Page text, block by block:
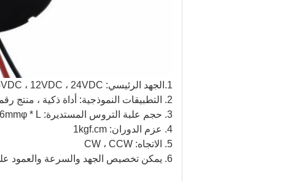
1.الجهد الرئيسي: 6VDC ، 12VDC ، 24VDC
2. التطبيقات النموذجية: أداة ذكية ، منتج رقمي ، قفل باب أوتوماتيكي ، معدات طبية ، مراقبة أمنية ، تطبيقات المنزل الذكي ، الروبوتات ...
3. حجم علبة التروس المستديرة: 36mmφ * L.
4. عزم الدوران: 1kgf.cm
5. الاتجاه: CW ، CCW
6. يمكن تخصيص الجهد والسرعة والعمود على أساس